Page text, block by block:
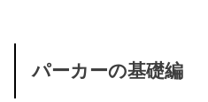
パーカーの基礎編